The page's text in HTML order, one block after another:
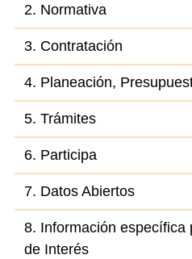
2. Normativa
3. Contratación
4. Planeación,
5. Trámites
6. Participa
7. Datos Abiertos
8. Información específica
de Interés